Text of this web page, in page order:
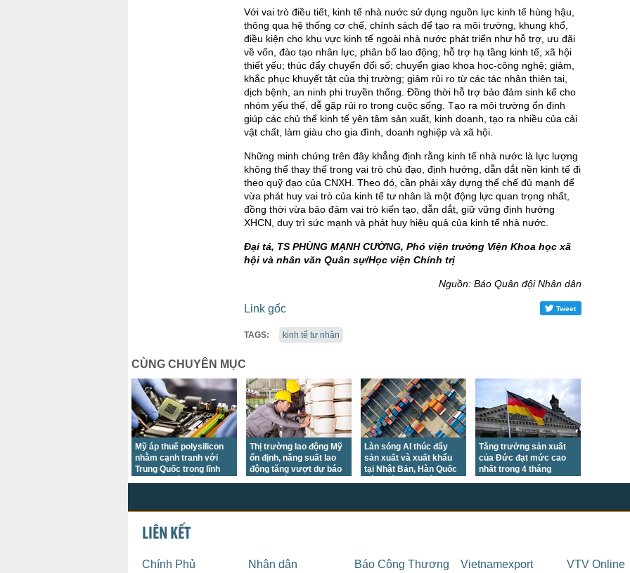
Với vai trò điều tiết, kinh tế nhà nước sử dụng nguồn lực kinh tế hùng hậu,
thông qua hệ thống cơ chế, chính sách để tạo ra môi trường, khung khổ,
điều kiện cho khu vực kinh tế ngoài nhà nước phát triển như hỗ trợ, ưu đãi
về vốn, đào tạo nhân lực, phân bổ lao động; hỗ trợ hạ tầng kinh tế, xã hội
thiết yếu; thúc đẩy chuyển đổi số; chuyển giao khoa học-công nghệ; giảm,
khắc phục khuyết tật của thị trường; giảm rủi ro từ các tác nhân thiên tai,
dịch bệnh, an ninh phi truyền thống. Đồng thời hỗ trợ bảo đảm sinh kế cho
nhóm yếu thế, dễ gặp rủi ro trong cuộc sống. Tạo ra môi trường ổn định
giúp các chủ thể kinh tế yên tâm sản xuất, kinh doanh, tạo ra nhiều của cải
vật chất, làm giàu cho gia đình, doanh nghiệp và xã hội.
Những minh chứng trên đây khẳng định rằng kinh tế nhà nước là lực lượng
không thể thay thế trong vai trò chủ đạo, định hướng, dẫn dắt nền kinh tế đi
theo quỹ đạo của CNXH. Theo đó, cần phải xây dựng thể chế đủ mạnh để
vừa phát huy vai trò của kinh tế tư nhân là một động lực quan trọng nhất,
đồng thời vừa bảo đảm vai trò kiến tạo, dẫn dắt, giữ vững định hướng
XHCN, duy trì sức mạnh và phát huy hiệu quả của kinh tế nhà nước.
Đại tá, TS PHÙNG MẠNH CƯỜNG, Phó viện trưởng Viện Khoa học xã
hội và nhân văn Quân sự/Học viện Chính trị
Nguồn: Báo Quân đội Nhân dân
Link gốc Tweet
TAGS: kinh tế tư nhân
CÙNG CHUYÊN MỤC
Mỹ áp thuế polysilicon
nhằm cạnh tranh với
Trung Quốc trong lĩnh
Thị trường lao động Mỹ
ổn định, năng suất lao
động tăng vượt dự báo
Làn sóng AI thúc đẩy
sản xuất và xuất khẩu
tại Nhật Bản, Hàn Quốc
Tăng trưởng sản xuất
của Đức đạt mức cao
nhất trong 4 tháng
LIÊN KẾT
Chính Phủ Nhân dân Báo Công Thương Vietnamexport VTV Online